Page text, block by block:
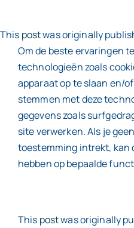
This postwas originally
Om de beste ervaringen
technologieën zoals
apparaat op te slaan en/
stemmen met deze
gegevens zoals
site verwerken. Als je
toestemming intrekt, kan
hebben op bepaalde
This postwas originally